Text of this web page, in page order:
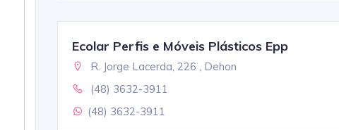
Ecolar Perfis e Móveis Plásticos Epp
R. Jorge Lacerda, 226 , Dehon
(48) 3632-3911
(48) 3632-3911